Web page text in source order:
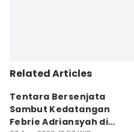
Related Articles
Tentara Bersenjata
Sambut Kedatangan
Febrie Adriansyah di